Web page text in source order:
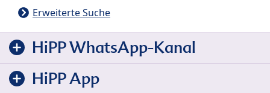
Erweiterte Suche
HiPP WhatsApp-Kanal
HiPP App